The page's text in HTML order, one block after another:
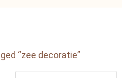
“zee decoratie”